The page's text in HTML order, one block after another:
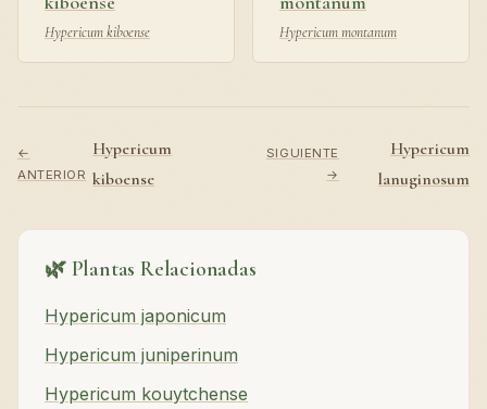
Hypericum kiboense Hypericum montanum
←
ANTERIOR
Hypericum
kiboense
SIGUIENTE
→
Hypericum
lanuginosum
🌿 Plantas Relacionadas
Hypericum japonicum
Hypericum juniperinum
Hypericum kouytchense